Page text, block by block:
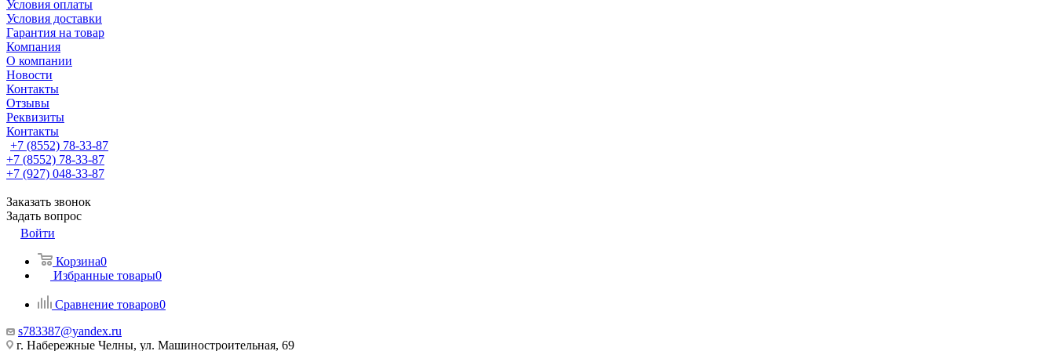
Условия оплаты
Условия доставки
Гарантия на товар
Компания
О компании
Новости
Контакты
Отзывы
Реквизиты
Контакты
+7 (8552) 78-33-87
+7 (8552) 78-33-87
+7 (927) 048-33-87
Заказать звонок
Задать вопрос
Войти
Корзина0
Избранные товары0
Сравнение товаров0
s783387@yandex.ru
г. Набережные Челны, ул. Машиностроительная, 69